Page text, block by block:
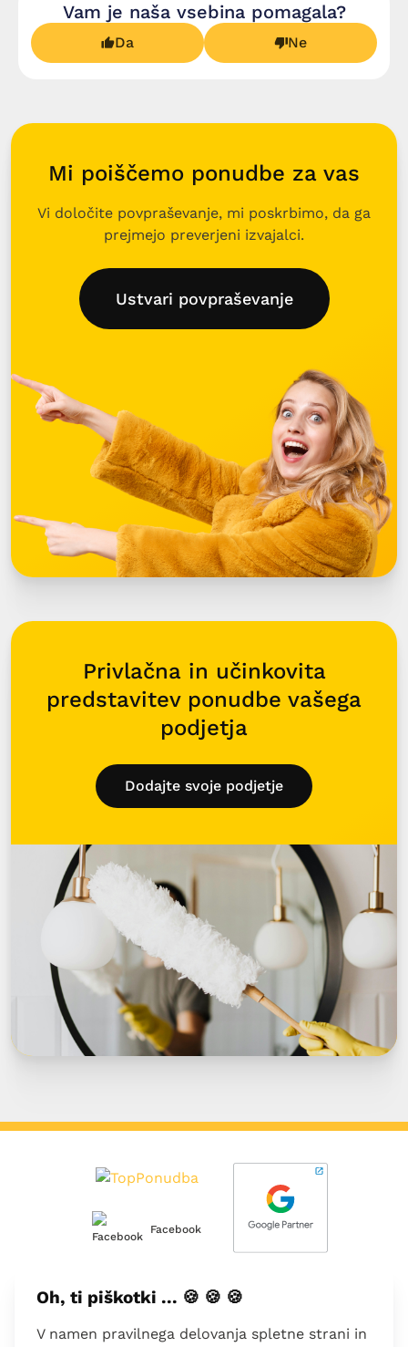
Vam je naša vsebina pomagala?
Da Ne
Mi poiščemo ponudbe za vas
Vi določite povpraševanje, mi poskrbimo, da ga
prejmejo preverjeni izvajalci.
Ustvari povpraševanje
Privlačna in učinkovita
predstavitev ponudbe vašega
podjetja
Dodajte svoje podjetje
Facebook
O nas
Kontakt
Oh, ti piškotki ... 🍪 🍪 🍪
V namen pravilnega delovanja spletne strani in